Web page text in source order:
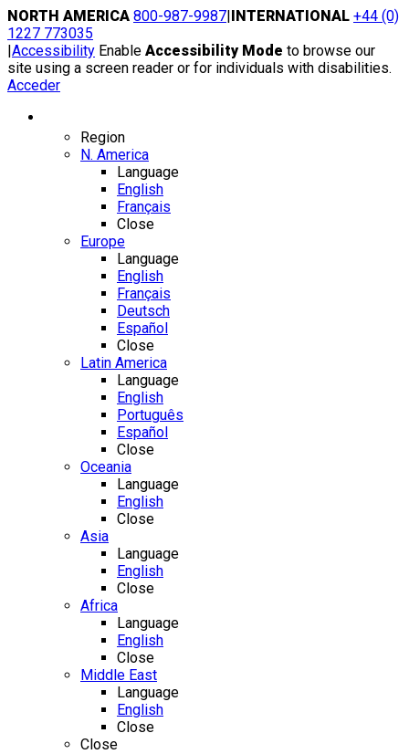
Skip
to
content
NORTH AMERICA 800-987-9987|INTERNATIONAL +44 (0)
1227 773035
|Accessibility Enable Accessibility Mode to browse our
site using a screen reader or for individuals with disabilities.
Acceder
Region
N. America
Language
English
Français
Close
Europe
Language
English
Français
Deutsch
Español
Close
Latin America
Language
English
Português
Español
Close
Oceania
Language
English
Close
Asia
Language
English
Close
Africa
Language
English
Close
Middle East
Language
English
Close
Close